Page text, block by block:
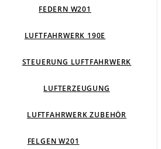
FEDERN W201
LUFTFAHRWERK 190E
STEUERUNG LUFTFAHRWERK
LUFTERZEUGUNG
LUFTFAHRWERK ZUBEHÖR
FELGEN W201